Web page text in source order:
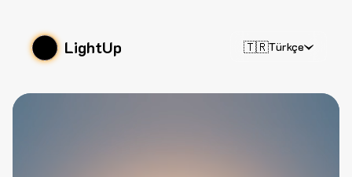
LightUp 🇹🇷Türkçe